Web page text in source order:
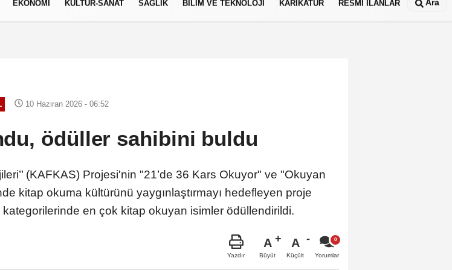
EKONOMİ KÜLTÜR-SANAT SAĞLIK BİLİM VE TEKNOLOJİ KARİKATÜR RESMİ İLANLAR Ara
10 Haziran 2026 - 06:52
ödüller sahibini buldu
(KAFKAS) Projesi'nin "21’de 36 Kars Okuyor" ve "Okuyan
kitap okuma kültürünü yaygınlaştırmayı hedefleyen proje
en çok kitap okuyan isimler ödüllendirildi.
Yazdır
A
Büyüt
A
Küçült Yorumlar